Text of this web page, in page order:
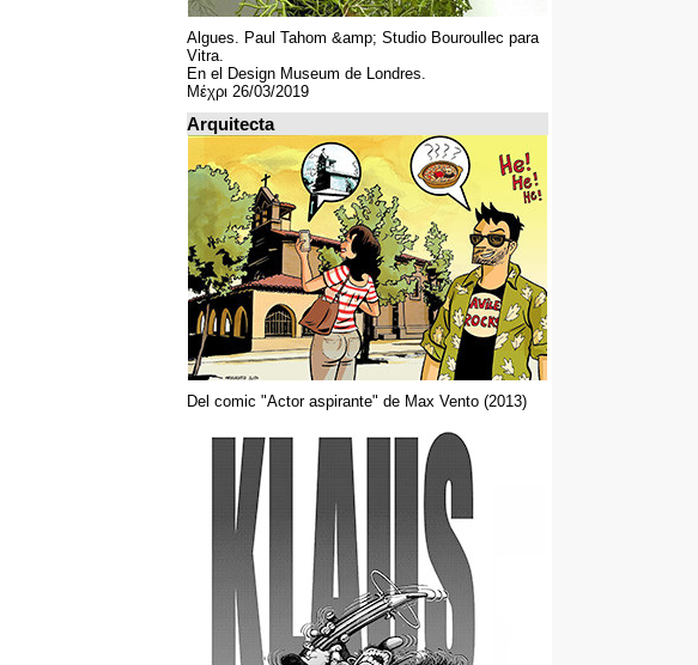
Algues. Paul Tahom &amp; Studio Bouroullec para
Vitra.
En el Design Museum de Londres.
Μέχρι 26/03/2019
Arquitecta
Del comic "Actor aspirante" de Max Vento (2013)